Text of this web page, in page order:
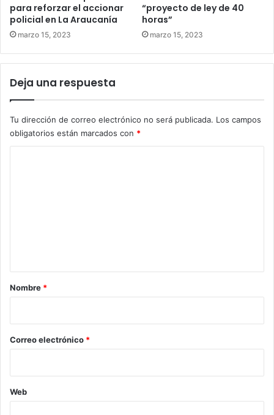
para reforzar el accionar
policial en La Araucanía
marzo 15, 2023
“proyecto de ley de 40
horas”
marzo 15, 2023
Deja una respuesta
Tu dirección de correo electrónico no será publicada. Los campos
obligatorios están marcados con *
r
*
Nombre *
Correo electrónico *
Web